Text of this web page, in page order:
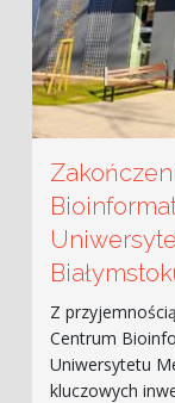
Z
Centrum
Uniwersytetu
kluczowych